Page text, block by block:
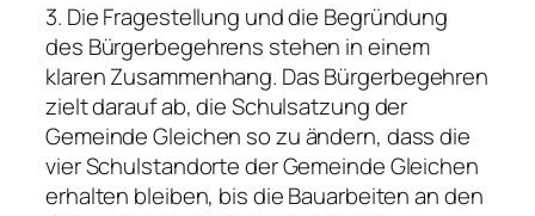
3. Die Fragestellung und die Begründung
des Bürgerbegehrens stehen in einem
klaren Zusammenhang. Das Bürgerbegehren
zielt darauf ab, die Schulsatzung der
Gemeinde Gleichen so zu ändern, dass die
vier Schulstandorte der Gemeinde Gleichen
erhalten bleiben, bis die Bauarbeiten an den